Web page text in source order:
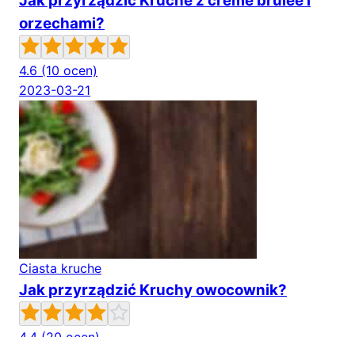
orzechami?
4.6 (10 ocen)
2023-03-21
Ciasta kruche
Jak przyrządzić Kruchy owocownik?